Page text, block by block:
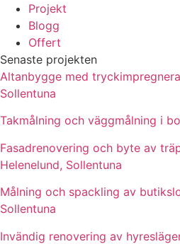
Projekt
Blogg
Offert
Senaste projekten
Altanbygge med
Sollentuna
Takmålning och väggmålning i
Fasadrenovering och byte av
Helenelund, Sollentuna
Målning och spackling av
Sollentuna
Invändig renovering av